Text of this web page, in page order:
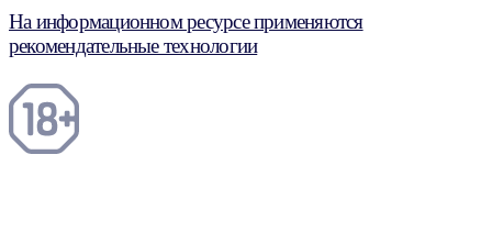
На информационном ресурсе применяются
рекомендательные технологии